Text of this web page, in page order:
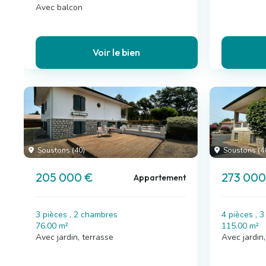
Avec balcon
Voir le bien
Soustons (40)
205 000 € Appartement
3 pièces , 2 chambres
76.00 m²
Avec jardin, terrasse
Soustons
273
4 pièces ,
115.00 m²
Avec